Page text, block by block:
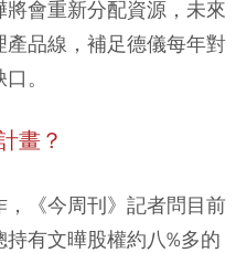
會重新分配資源，未來
品線，補足德儀每年對
。
畫？
《今周刊》記者問目前
有文曄股權約八%多的